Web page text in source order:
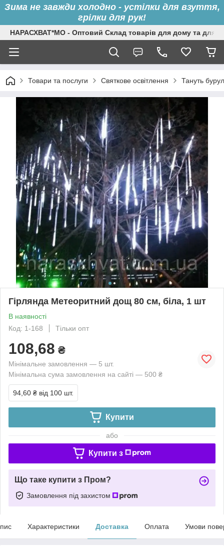
Зима не завжди холодно - устілки для взуття,
грілки для рук!
НАРАСХВАТ*МО - Оптовий Склад товарів для дому та для
Товари та послуги Святкове освітлення Тануть
Гірлянда Метеоритний дощ 80 см, біла, 1 шт
В наявності
Код: 1-168
Тільки опт
108,68 ₴
Мінімальне замовлення — 5 шт.
Мінімальна сума замовлення на сайті — 500 ₴
94,60 ₴ від 100 шт.
Купити
або
Купити з
Що таке купити з Пром?
Замовлення під захистом
Характеристики Доставка Оплата Умови